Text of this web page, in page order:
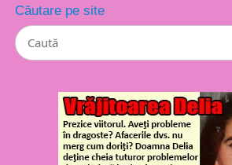
Căutare pe site